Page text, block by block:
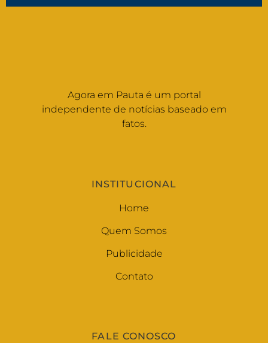
Agora em Pauta é um portal
independente de notícias baseado em
fatos.
INSTITUCIONAL
Home
Quem Somos
Publicidade
Contato
FALE CONOSCO